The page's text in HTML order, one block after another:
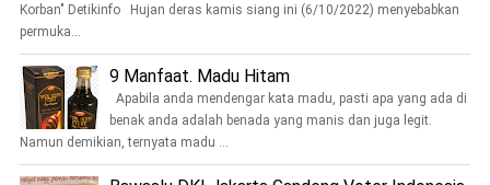
Korban" Detikinfo Hujan deras kamis siang ini (6/10/2022) menyebabkan
permuka...
9 Manfaat. Madu Hitam
Apabila anda mendengar kata madu, pasti apa yang ada di
benak anda adalah benada yang manis dan juga legit.
Namun demikian, ternyata madu ...